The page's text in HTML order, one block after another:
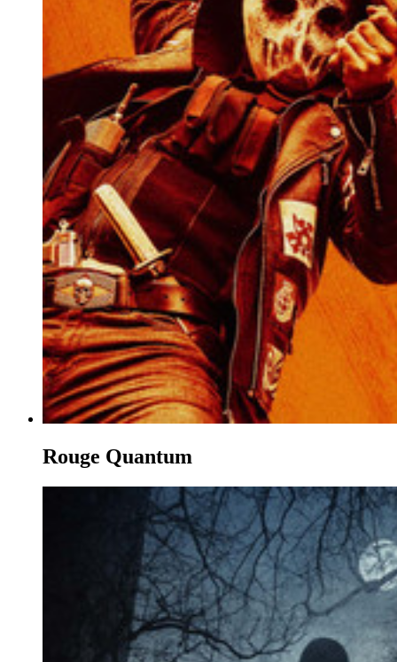
Rouge Quantum